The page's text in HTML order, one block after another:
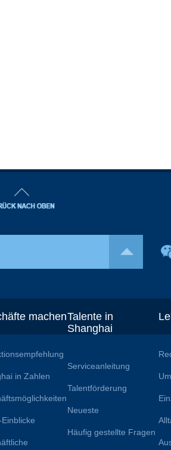
machen
in Zahlen
Talente in
Shanghai
Serviceanleitung
Talentförderung
Neueste
Häufig gestellte Fragen